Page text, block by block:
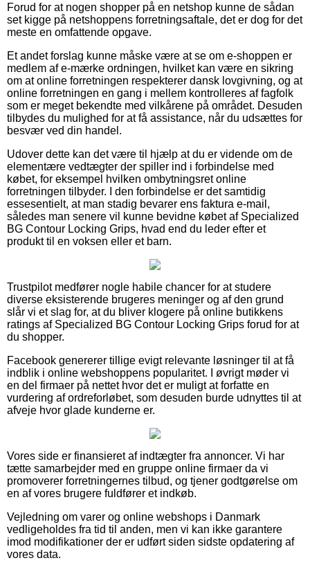
Forud for at nogen shopper på en netshop kunne de sådan
set kigge på netshoppens forretningsaftale, det er dog for det
meste en omfattende opgave.
Et andet forslag kunne måske være at se om e-shoppen er
medlem af e-mærke ordningen, hvilket kan være en sikring
om at online forretningen respekterer dansk lovgivning, og at
online forretningen en gang i mellem kontrolleres af fagfolk
som er meget bekendte med vilkårene på området. Desuden
tilbydes du mulighed for at få assistance, når du udsættes for
besvær ved din handel.
Udover dette kan det være til hjælp at du er vidende om de
elementære vedtægter der spiller ind i forbindelse med
købet, for eksempel hvilken ombytningsret online
forretningen tilbyder. I den forbindelse er det samtidig
essesentielt, at man stadig bevarer ens faktura e-mail,
således man senere vil kunne bevidne købet af Specialized
BG Contour Locking Grips, hvad end du leder efter et
produkt til en voksen eller et barn.
Trustpilot medfører nogle habile chancer for at studere
diverse eksisterende brugeres meninger og af den grund
slår vi et slag for, at du bliver klogere på online butikkens
ratings af Specialized BG Contour Locking Grips forud for at
du shopper.
Facebook genererer tillige evigt relevante løsninger til at få
indblik i online webshoppens popularitet. I øvrigt møder vi
en del firmaer på nettet hvor det er muligt at forfatte en
vurdering af ordreforløbet, som desuden burde udnyttes til at
afveje hvor glade kunderne er.
Vores side er finansieret af indtægter fra annoncer. Vi har
tætte samarbejder med en gruppe online firmaer da vi
promoverer forretningernes tilbud, og tjener godtgørelse om
en af vores brugere fuldfører et indkøb.
Vejledning om varer og online webshops i Danmark
vedligeholdes fra tid til anden, men vi kan ikke garantere
imod modifikationer der er udført siden sidste opdatering af
vores data.